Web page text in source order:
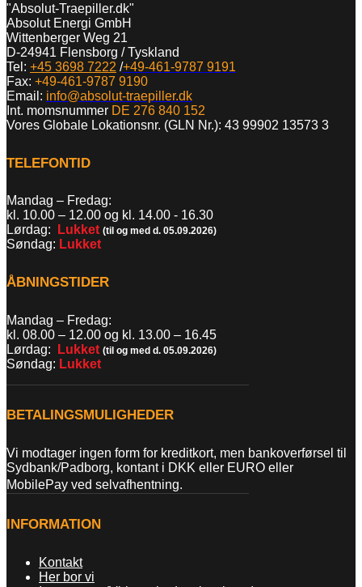
"Absolut-Traepiller.dk"
Absolut Energi GmbH
Wittenberger Weg 21
D-24941 Flensborg / Tyskland
Tel: +45 3698 7222 /+49-461-9787 9191
Fax: +49-461-9787 9190
Email: info@absolut-traepiller.dk
Int. momsnummer DE 276 840 152
Vores Globale Lokationsnr. (GLN Nr.): 43 99902 13573 3
TELEFONTID
Mandag – Fredag:
kl. 10.00 – 12.00 og kl. 14.00 - 16.30
Lørdag:
Lukket (til og med d. 05.09.2026)
Søndag: Lukket
ÅBNINGSTIDER
Mandag – Fredag:
kl. 08.00 – 12.00 og kl. 13.00 – 16.45
Lørdag:
Lukket (til og med d. 05.09.2026)
Søndag: Lukket
BETALINGSMULIGHEDER
Vi modtager ingen form for kreditkort, men bankoverførsel til
Sydbank/Padborg, kontant i DKK eller EURO eller
MobilePay ved selvafhentning.
INFORMATION
Kontakt
Her bor vi